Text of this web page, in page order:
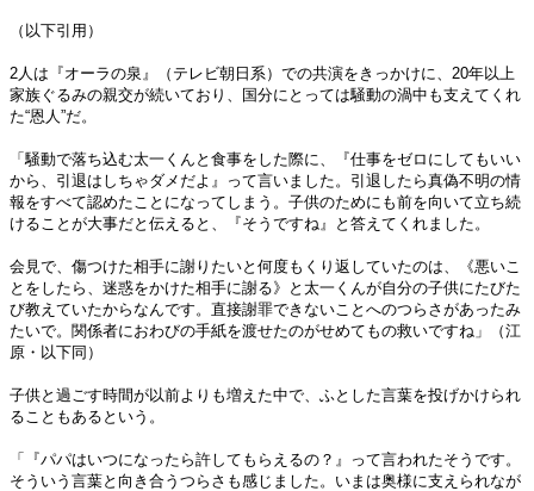
（以下引用）
2人は『オーラの泉』（テレビ朝日系）での共演をきっかけに、20年以上
家族ぐるみの親交が続いており、国分にとっては騒動の渦中も支えてくれ
た“恩人”だ。
「騒動で落ち込む太一くんと食事をした際に、『仕事をゼロにしてもいい
から、引退はしちゃダメだよ』って言いました。引退したら真偽不明の情
報をすべて認めたことになってしまう。子供のためにも前を向いて立ち続
けることが大事だと伝えると、『そうですね』と答えてくれました。
会見で、傷つけた相手に謝りたいと何度もくり返していたのは、《悪いこ
とをしたら、迷惑をかけた相手に謝る》と太一くんが自分の子供にたびた
び教えていたからなんです。直接謝罪できないことへのつらさがあったみ
たいで。関係者におわびの手紙を渡せたのがせめてもの救いですね」（江
原・以下同）
子供と過ごす時間が以前よりも増えた中で、ふとした言葉を投げかけられ
ることもあるという。
「『パパはいつになったら許してもらえるの？』って言われたそうです。
そういう言葉と向き合うつらさも感じました。いまは奥様に支えられなが